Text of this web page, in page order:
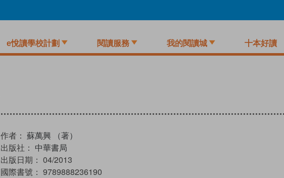
e悅讀學校計劃 閱讀服務 我的閱讀城 十本好讀
作者： 蘇萬興 （著）
出版社： 中華書局
出版日期： 04/2013
國際書號： 9789888236190